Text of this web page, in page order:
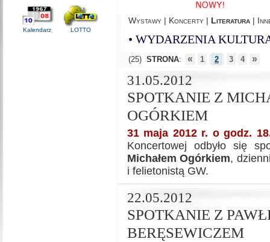
Kalendarz LOTTO
Wystawy | Koncerty | Literatura |
• WYDARZENIA
(25) STRONA: « 1 2 3 4 »
31.05.2012
SPOTKANIE Z
OGÓRKIEM
31 maja 2012 r. o godz.
Koncertowej odbyło się
Michałem Ogórkiem,
i felietonistą GW.
22.05.2012
SPOTKANIE Z
BERĘSEWICZEM